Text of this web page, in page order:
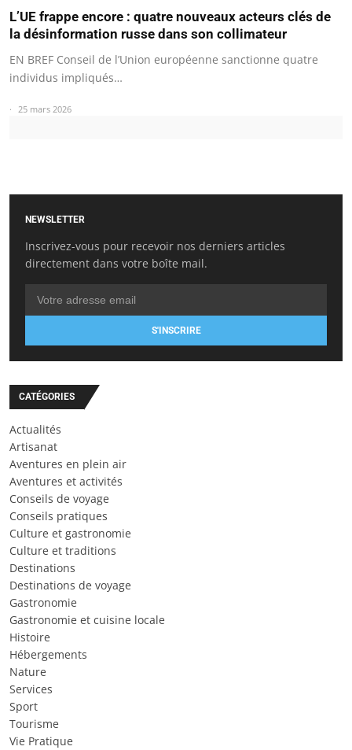
L’UE frappe encore : quatre nouveaux acteurs clés de
la désinformation russe dans son collimateur
EN BREF Conseil de l’Union européenne sanctionne quatre
individus impliqués…
25 mars 2026
NEWSLETTER
Inscrivez-vous pour recevoir nos derniers articles
directement dans votre boîte mail.
S'INSCRIRE
CATÉGORIES
Actualités
Artisanat
Aventures en plein air
Aventures et activités
Conseils de voyage
Conseils pratiques
Culture et gastronomie
Culture et traditions
Destinations
Destinations de voyage
Gastronomie
Gastronomie et cuisine locale
Histoire
Hébergements
Nature
Services
Sport
Tourisme
Vie Pratique